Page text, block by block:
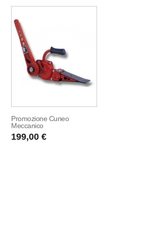
Promozione Cuneo
Meccanico
199,00 €